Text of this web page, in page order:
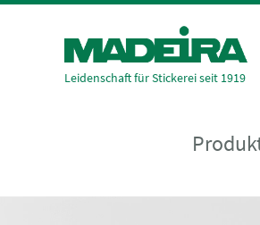
Leidenschaft für Stickerei seit 1919